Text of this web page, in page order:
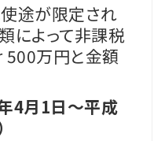
途が限定され
によって非課税
万円と⾦額
4月1日～平成